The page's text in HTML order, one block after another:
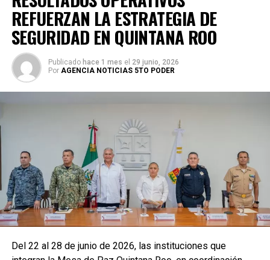
REFUERZAN LA ESTRATEGIA DE
SEGURIDAD EN QUINTANA ROO
Publicado hace 1 mes el 29 junio, 2026
Por AGENCIA NOTICIAS 5TO PODER
Del 22 al 28 de junio de 2026, las instituciones que